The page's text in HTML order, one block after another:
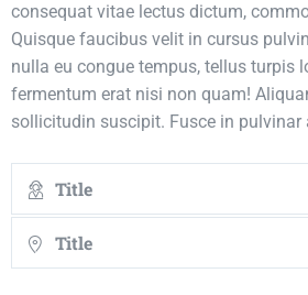
consequat vitae lectus dictum,
Quisque faucibus velit in cursus
nulla eu congue tempus, tellus turpis
fermentum erat nisi non quam!
sollicitudin suscipit. Fusce in pulvinar
Title
Title